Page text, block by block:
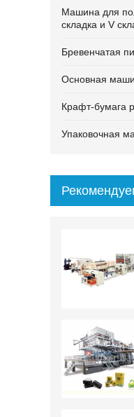
Машина для
складка и V
Бревенчатая
Основная
Крафт-бумага
Упаковочная